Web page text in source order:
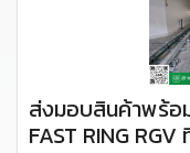
ส่งมอบสินค้าพร้อ
FAST RING